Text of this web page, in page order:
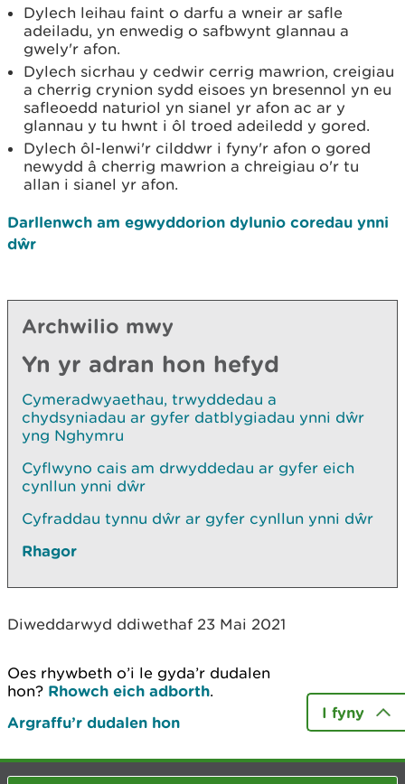
Dylech leihau faint o darfu a wneir ar safle
adeiladu, yn enwedig o safbwynt glannau a
gwely'r afon.
Dylech sicrhau y cedwir cerrig mawrion, creigiau
a cherrig crynion sydd eisoes yn bresennol yn eu
safleoedd naturiol yn sianel yr afon ac ar y
glannau y tu hwnt i ôl troed adeiledd y gored.
Dylech ôl-lenwi'r cilddwr i fyny'r afon o gored
newydd â cherrig mawrion a chreigiau o'r tu
allan i sianel yr afon.
Darllenwch am egwyddorion dylunio coredau ynni
dŵr
Archwilio mwy
Yn yr adran hon hefyd
Cymeradwyaethau, trwyddedau a
chydsyniadau ar gyfer datblygiadau ynni dŵr
yng Nghymru
Cyflwyno cais am drwyddedau ar gyfer eich
cynllun ynni dŵr
Cyfraddau tynnu dŵr ar gyfer cynllun ynni dŵr
Rhagor
Diweddarwyd ddiwethaf 23 Mai 2021
Oes rhywbeth o’i le gyda’r dudalen
hon? Rhowch eich adborth.
Argraffu’r dudalen hon
I fyny